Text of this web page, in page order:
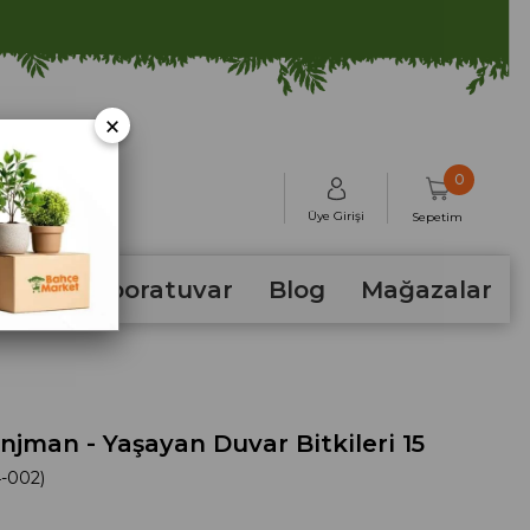
Üye Girişi Sepetim
0
Laboratuvar Blog Mağazalar
- Yaşayan Duvar Bitkileri 15
002)
×